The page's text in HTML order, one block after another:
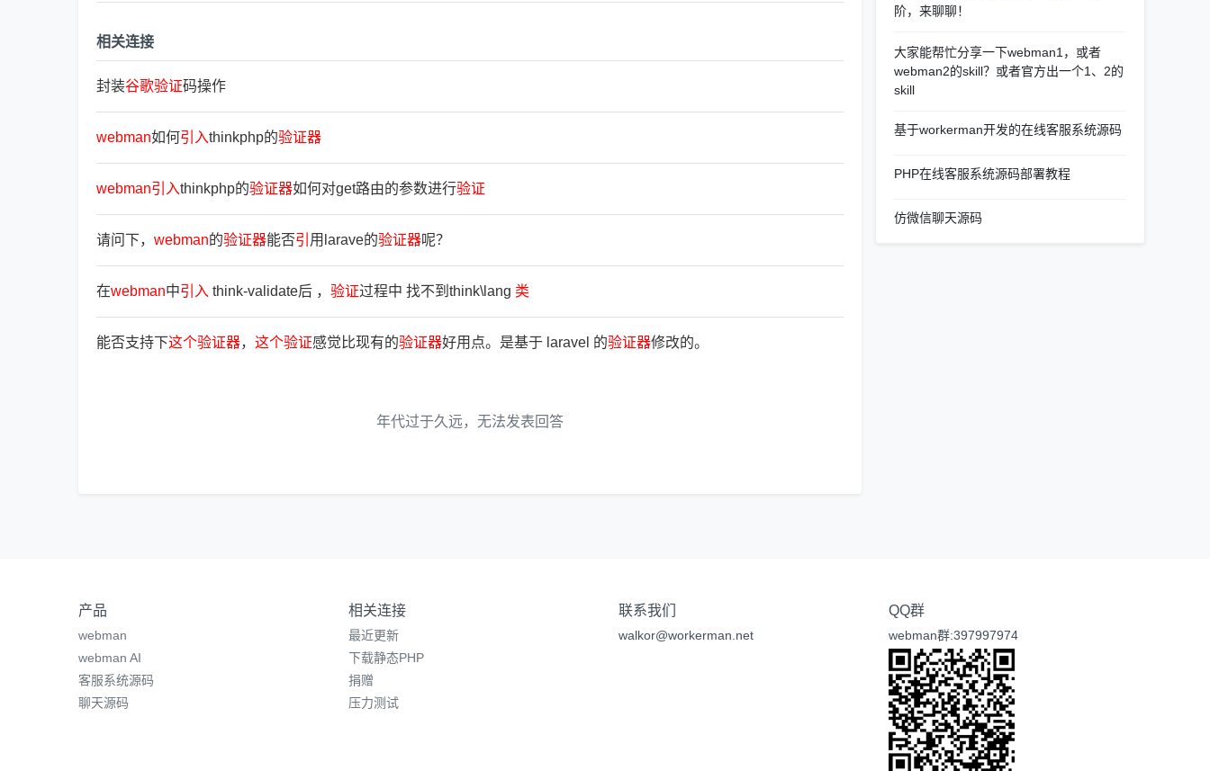
相关连接
封装谷歌验证码操作
webman如何引 入thinkphp的验证器
webman引 入thinkphp的验证器如何对get路由的参数进行验证
请问下， webman的验证器能否引 用larave的验证器呢？
在webman中引 入 think-validate后 ， 验证过程中 找不到think\lang 类
能否支持下这个验证器， 这个验证感觉比现有的验证器好用点。是基于 laravel 的验证器修改的。
年代过于久远，无法发表回答
阶，来聊聊！
大家能帮忙分享一下webman1，或者
webman2的skill？或者官方出一个1、2的
skill
基于workerman开发的在线客服系统源码
PHP在线客服系统源码部署教程
仿微信聊天源码
产品
webman
webman AI
客服系统源码
聊天源码
相关连接
最近更新
下载静态PHP
捐赠
压力测试
联系我们
walkor@workerman.net
QQ群
webman群:397997974